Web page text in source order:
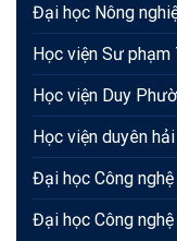
Đại học Nông
Học viện Sư phạm
Học viện Duy
Học viện duyên
Đại học Công
Đại học Công